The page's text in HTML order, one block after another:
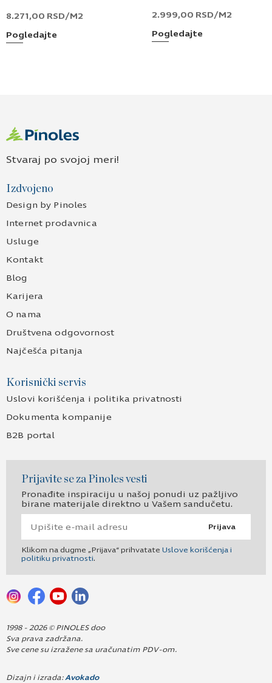
8.271,00 RSD/M2
Pogledajte
2.999,00 RSD/M2
Pogledajte
Stvaraj po svojoj meri!
Izdvojeno
Design by Pinoles
Internet prodavnica
Usluge
Kontakt
Blog
Karijera
O nama
Društvena odgovornost
Najčešća pitanja
Korisnički servis
Uslovi korišćenja i politika privatnosti
Dokumenta kompanije
B2B portal
Prijavite se za Pinoles vesti
Pronađite inspiraciju u našoj ponudi uz pažljivo
birane materijale direktno u Vašem sandučetu.
Prijava
Klikom na dugme „Prijava“ prihvatate Uslove korišćenja i
politiku privatnosti.
1998 - 2026 © PINOLES doo
Sva prava zadržana.
Sve cene su izražene sa uračunatim PDV-om.
Dizajn i izrada:Avokado